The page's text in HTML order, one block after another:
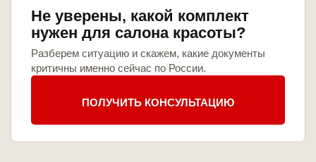
Не уверены, какой комплект
нужен для салона красоты?
Разберем ситуацию и скажем, какие документы
критичны именно сейчас по России.
ПОЛУЧИТЬ КОНСУЛЬТАЦИЮ